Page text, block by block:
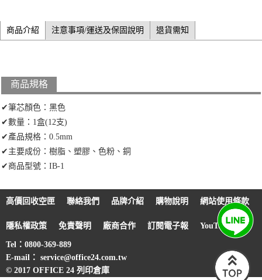
商品介紹 注意事項/運送及保固說明 退貨需知
商品規格
✔筆芯顏色：黑色
✔數量：1盒(12支)
✔產品規格：0.5mm
✔主要成份：樹脂、塑膠、色粉、銅
✔商品型號：IB-1
高價回收空匣 聯絡我們 品牌介紹 購物說明 網站使用條款
隱私權政策 免責聲明 廠商合作 訂閱電子報 YouTube
Tel：0800-369-889
E-mail： service@office24.com.tw
© 2017 OFFICE 24 列印倉庫